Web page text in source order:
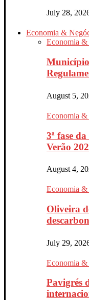
July 28,
Economia &
Economia &
August 5,
Economia &
3ª fase
Verão
August 4,
Economia &
Oliveira
July 29,
Economia &
Pavigrés